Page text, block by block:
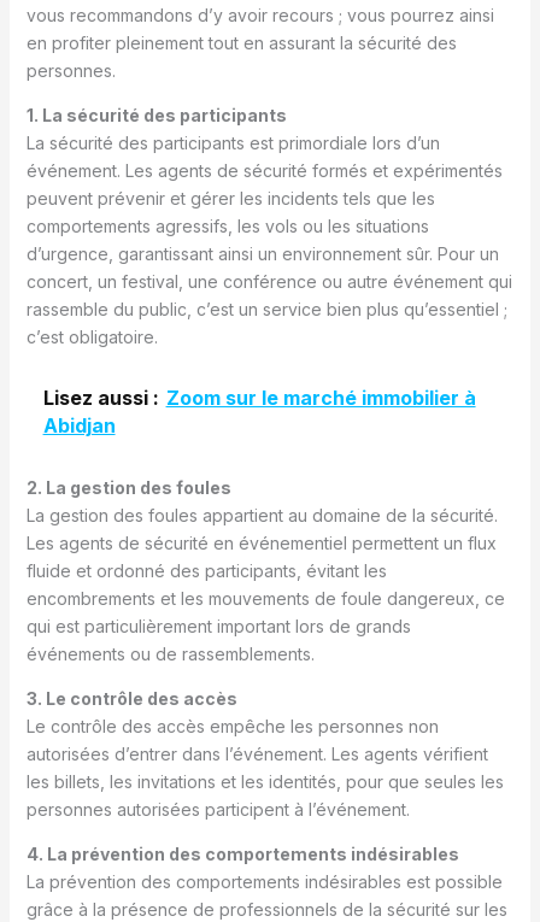
vous recommandons d’y avoir recours ; vous pourrez ainsi
en profiter pleinement tout en assurant la sécurité des
personnes.
1. La sécurité des participants
La sécurité des participants est primordiale lors d’un
événement. Les agents de sécurité formés et expérimentés
peuvent prévenir et gérer les incidents tels que les
comportements agressifs, les vols ou les situations
d’urgence, garantissant ainsi un environnement sûr. Pour un
concert, un festival, une conférence ou autre événement qui
rassemble du public, c’est un service bien plus qu’essentiel ;
c’est obligatoire.
Lisez aussi : Zoom sur le marché immobilier à
Abidjan
2. La gestion des foules
La gestion des foules appartient au domaine de la sécurité.
Les agents de sécurité en événementiel permettent un flux
fluide et ordonné des participants, évitant les
encombrements et les mouvements de foule dangereux, ce
qui est particulièrement important lors de grands
événements ou de rassemblements.
3. Le contrôle des accès
Le contrôle des accès empêche les personnes non
autorisées d’entrer dans l’événement. Les agents vérifient
les billets, les invitations et les identités, pour que seules les
personnes autorisées participent à l’événement.
4. La prévention des comportements indésirables
La prévention des comportements indésirables est possible
grâce à la présence de professionnels de la sécurité sur les